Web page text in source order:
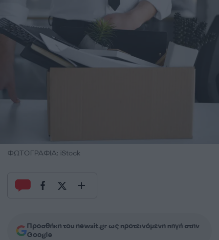
ΦΩΤΟΓΡΑΦΙΑ: iStock
Προσθήκη του newsit.gr ως προτεινόμενη πηγή στην
Google